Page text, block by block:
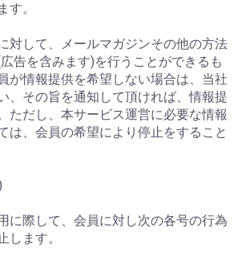
す。
対して、メールマガジンその他の方法
告を含みます)を行うことができるも
が情報提供を希望しない場合は、当社
、その旨を通知して頂ければ、情報提
ただし、本サービス運営に必要な情報
は、会員の希望により停止をすること
に際して、会員に対し次の各号の行為
します。